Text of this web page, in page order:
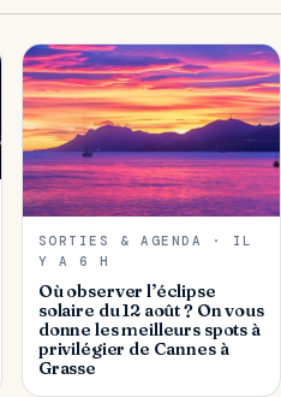
SORTIES & AGENDA · IL
Y A 6 H
Où observer l’éclipse
solaire du 12 août ? On vous
donne les meilleurs spots à
privilégier de Cannes à
Grasse